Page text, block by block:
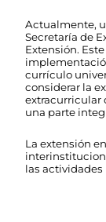
Actualmente,
Secretaría de
Extensión.
currículo
considerar la
extracurricular
una parte
La extensión
las actividades